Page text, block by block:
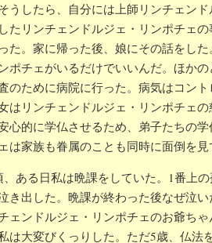
うしたら、自分には上師リンチェン
たリンチェンドルジェ・リンポチェ
た。家に帰った後、娘にその話をし
ポチェがいるだけでいいんだ。ほか
のために病院に行った。病気はコン
はリンチェンドルジェ・リンポチェ
心的に学仏させるため、弟子たちの
は家族も眷属のことも同時に面倒を見
、ある日私は晩課をしていた。1番上
き出した。晩課が終わった後なぜ泣
ェンドルジェ・リンポチェのお爺ち
は大変びくっりした。ただ5歳、仏法